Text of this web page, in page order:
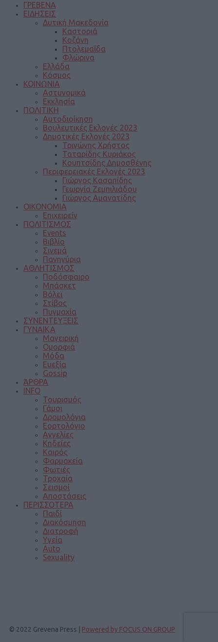
ΓΡΕΒΕΝΑ
ΕΙΔΗΣΕΙΣ
Δυτική Μακεδονία
Καστοριά
Κοζάνη
Πτολεμαΐδα
Φλώρινα
Ελλάδα
Κόσμος
ΚΟΙΝΩΝΙΑ
Αστυνομικά
Εκκλησία
ΠΟΛΙΤΙΚΗ
Αυτοδιοίκηση
Βουλευτικές Εκλογές 2023
Δημοτικές Εκλογές 2023
Τριγώνης Χρήστος
Ταταρίδης Κυριάκος
Κουπτσίδης Δημοσθένης
Περιφερειακές Εκλογές 2023
Γιώργος Κασαπίδης
Γεωργία Ζεμπιλιάδου
Γιώργος Αμανατίδης
ΟΙΚΟΝΟΜΙΑ
Επιχειρείν
ΠΟΛΙΤΙΣΜΟΣ
Events
Βιβλίο
Σινεμά
Πανηγύρια
ΑΘΛΗΤΙΣΜΟΣ
Ποδόσφαιρο
Μπάσκετ
Βόλεϊ
Στίβος
Πυγμαχία
ΣΥΝΕΝΤΕΥΞΕΙΣ
ΓΥΝΑΙΚΑ
Μαγειρική
Ομορφιά
Μόδα
Ευεξία
Gossip
ΆΡΘΡΑ
INFO
Τουρισμός
Γάμοι
Δρομολόγια
Εορτολόγιο
Αγγελίες
Κηδείες
Καιρός
Φαρμακεία
Φωτιές
Τροχαία
Σεισμοί
Αποστάσεις
ΠΕΡΙΣΣΟΤΕΡΑ
Παιδί
Διακόσμηση
Διατροφή
Υγεία
Auto
Sexuality
© 2022 Grevena Press | Powered by FOCUS ON GROUP